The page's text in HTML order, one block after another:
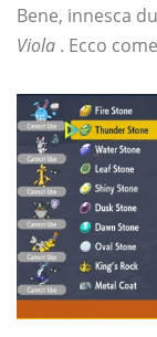
Bene, innesca
Viola . Ecco